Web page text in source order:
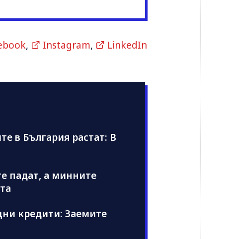
, Instagram,
LinkedIn
в България растат: В
падат, а минните
кредити: Заемите